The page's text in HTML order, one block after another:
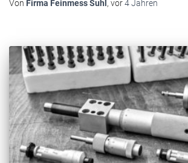
Von Firma Feinmess Suhl, vor4 Jahren